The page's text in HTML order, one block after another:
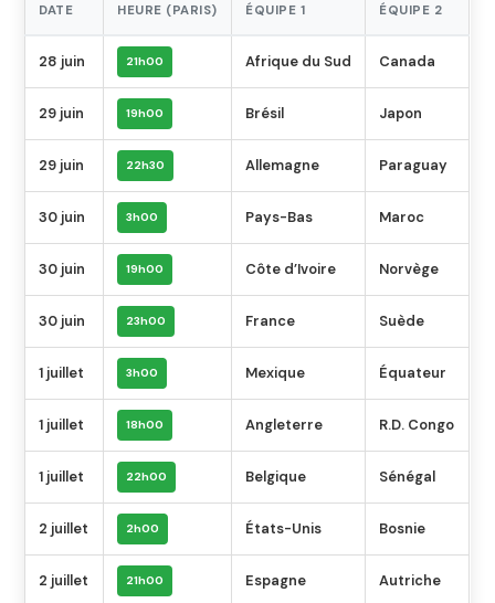
DATE HEURE (PARIS) ÉQUIPE 1 ÉQUIPE 2
28 juin 21h00 Afrique du Sud Canada
29 juin 19h00 Brésil Japon
29 juin 22h30 Allemagne Paraguay
30 juin 3h00 Pays-Bas Maroc
30 juin 19h00 Côte d’Ivoire Norvège
30 juin 23h00 France Suède
1 juillet 3h00 Mexique Équateur
1 juillet 18h00 Angleterre R.D. Congo
1 juillet 22h00 Belgique Sénégal
2 juillet 2h00 États-Unis Bosnie
2 juillet 21h00 Espagne Autriche